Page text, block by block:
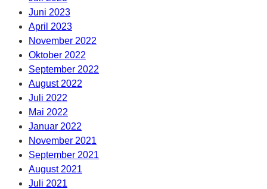
Juni 2023
April 2023
November 2022
Oktober 2022
September 2022
August 2022
Juli 2022
Mai 2022
Januar 2022
November 2021
September 2021
August 2021
Juli 2021